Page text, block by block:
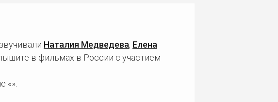
Наталия Медведева, Елена
в фильмах в России с участием
«».